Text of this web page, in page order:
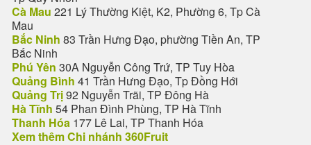
Cà Mau 221 Lý Thường Kiệt, K2, Phường 6, Tp Cà
Mau
Bắc Ninh 83 Trần Hưng Đạo, phường Tiền An, TP
Bắc Ninh
Phú Yên 30A Nguyễn Công Trứ, TP Tuy Hòa
Quảng Bình 41 Trần Hưng Đạo, Tp Đồng Hới
Quảng Trị92 Nguyễn Trãi, TP Đông Hà
Hà Tĩnh 54 Phan Đình Phùng, TP Hà Tĩnh
Thanh Hóa 177 Lê Lai, TP Thanh Hóa
Xem thêm Chi nhánh 360Fruit